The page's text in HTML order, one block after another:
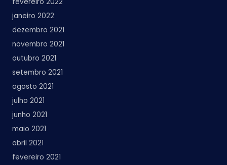
janeiro 2022
dezembro 2021
novembro 2021
outubro 2021
setembro 2021
agosto 2021
julho 2021
junho 2021
maio 2021
abril 2021
fevereiro 2021